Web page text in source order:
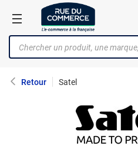
Retour Satel